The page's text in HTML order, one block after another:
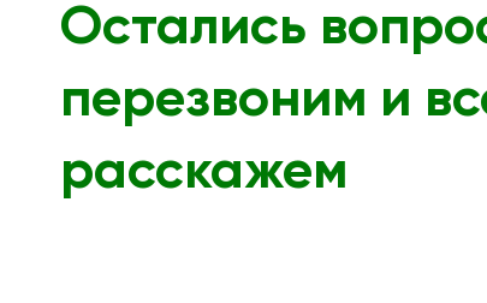
Остались
перезвоним и
расскажем